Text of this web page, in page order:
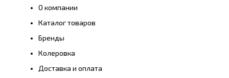
О компании
Каталог товаров
Бренды
Колеровка
Доставка и оплата